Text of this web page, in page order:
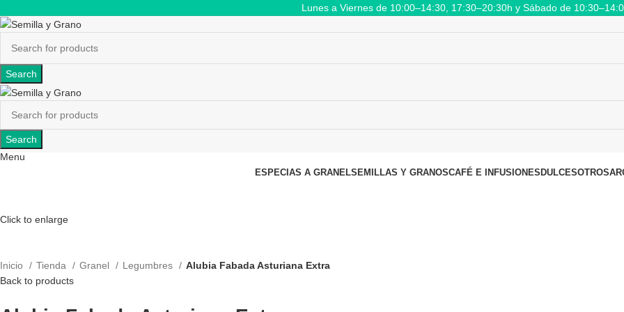
Lunes a Viernes de 10:00–14:30, 17:30–20:30h y Sábado de
Search
Search
Menu
ESPECIAS A GRANELSEMILLAS Y GRANOSCAFÉ E INFUSIONESDULCESOTROS
Click to enlarge
Inicio Tienda Granel Legumbres
Alubia Fabada Asturiana Extra
Back to products